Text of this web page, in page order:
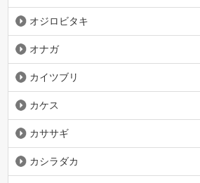
オジロビタキ
オナガ
カイツブリ
カケス
カササギ
カシラダカ